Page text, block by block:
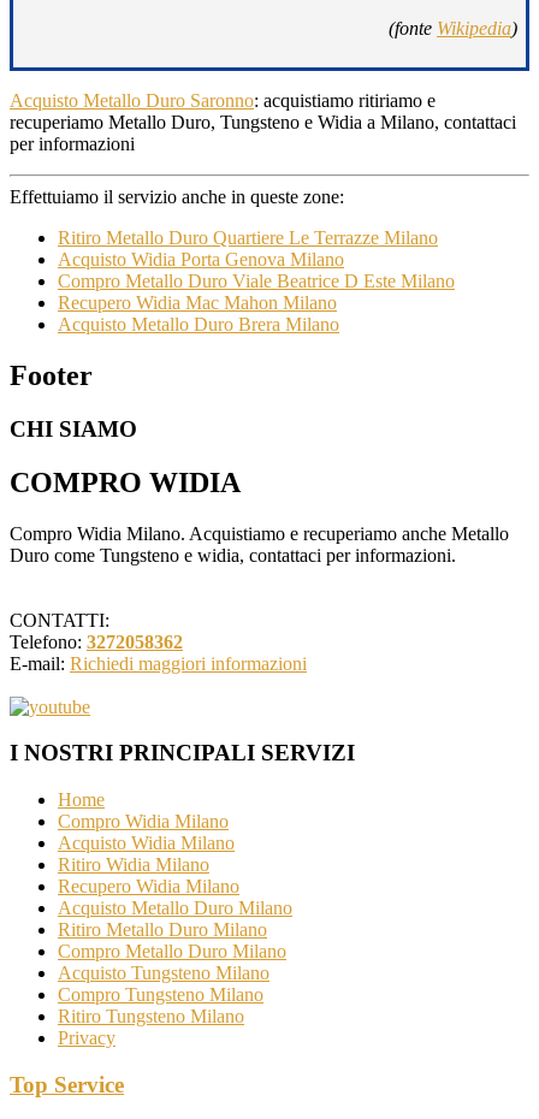
(fonte Wikipedia)
Acquisto Metallo Duro Saronno: acquistiamo ritiriamo e
recuperiamo Metallo Duro, Tungsteno e Widia a Milano, contattaci
per informazioni
Effettuiamo il servizio anche in queste zone:
Ritiro Metallo Duro Quartiere Le Terrazze Milano
Acquisto Widia Porta Genova Milano
Compro Metallo Duro Viale Beatrice D Este Milano
Recupero Widia Mac Mahon Milano
Acquisto Metallo Duro Brera Milano
Footer
CHI SIAMO
COMPRO WIDIA
Compro Widia Milano. Acquistiamo e recuperiamo anche Metallo
Duro come Tungsteno e widia, contattaci per informazioni.
CONTATTI:
Telefono: 3272058362
E-mail: Richiedi maggiori informazioni
I NOSTRI PRINCIPALI SERVIZI
Home
Compro Widia Milano
Acquisto Widia Milano
Ritiro Widia Milano
Recupero Widia Milano
Acquisto Metallo Duro Milano
Ritiro Metallo Duro Milano
Compro Metallo Duro Milano
Acquisto Tungsteno Milano
Compro Tungsteno Milano
Ritiro Tungsteno Milano
Privacy
Top Service